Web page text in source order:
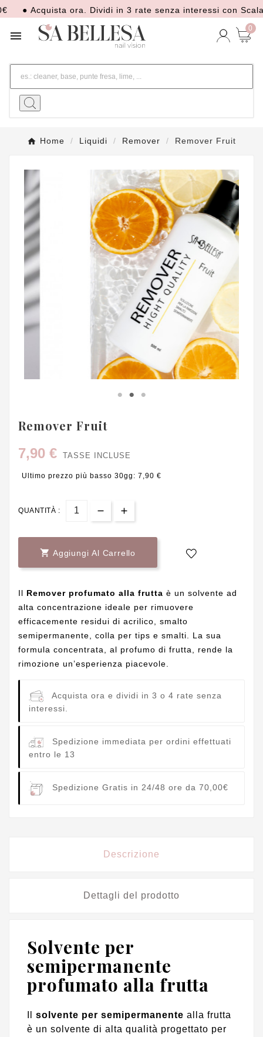
● Acquista ora. Dividi in 3 rate senza interessi con Scalapay

0
Home Liquidi Remover Remover Fruit
Remover Fruit
7,90 €
TASSE INCLUSE
Ultimo prezzo più basso 30gg: 7,90 €
QUANTITÀ :
 Aggiungi Al Carrello
Il Remover profumato alla frutta è un solvente ad
alta concentrazione ideale per rimuovere
efficacemente residui di acrilico, smalto
semipermanente, colla per tips e smalti. La sua
formula concentrata, al profumo di frutta, rende la
rimozione un’esperienza piacevole.
Acquista ora e dividi in 3 o 4 rate senza
interessi.
Spedizione immediata per ordini effettuati
entro le 13
Spedizione Gratis in 24/48 ore da 70,00€
Descrizione
Dettagli del prodotto
Solvente per
semipermanente
profumato alla frutta
solvente per semipermanente alla frutta
è un solvente di alta qualità progettato per